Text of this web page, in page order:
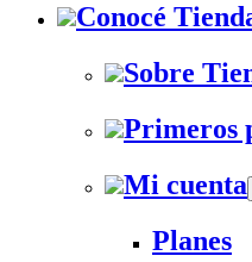
Conocé
Sobre
Primeros
Mi cuenta
Planes